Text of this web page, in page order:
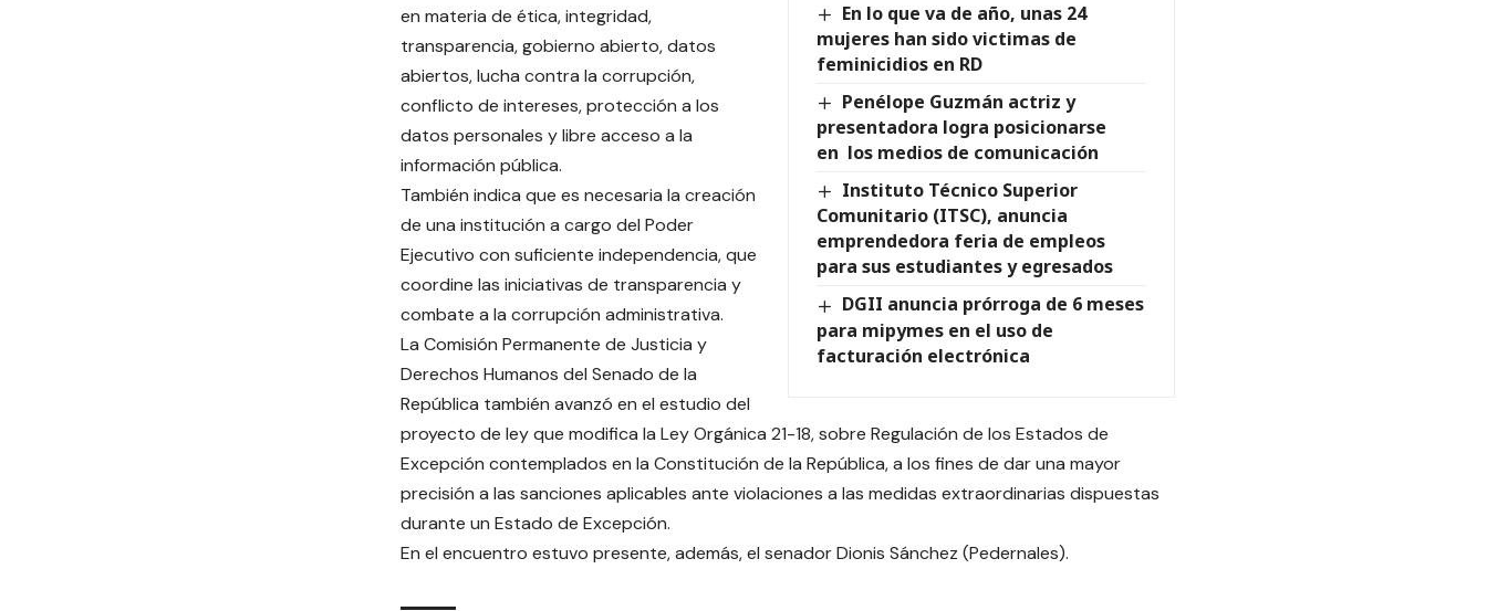
En lo que va de año, unas 24
mujeres han sido victimas de
feminicidios en RD
Penélope Guzmán actriz y
presentadora logra posicionarse
en los medios de comunicación
Instituto Técnico Superior
Comunitario (ITSC), anuncia
emprendedora feria de empleos
para sus estudiantes y egresados
DGII anuncia prórroga de 6 meses
para mipymes en el uso de
facturación electrónica
en materia de ética, integridad,
transparencia, gobierno abierto, datos
abiertos, lucha contra la corrupción,
conflicto de intereses, protección a los
datos personales y libre acceso a la
información pública.
También indica que es necesaria la creación
de una institución a cargo del Poder
Ejecutivo con suficiente independencia, que
coordine las iniciativas de transparencia y
combate a la corrupción administrativa.
La Comisión Permanente de Justicia y
Derechos Humanos del Senado de la
República también avanzó en el estudio del
proyecto de ley que modifica la Ley Orgánica 21-18, sobre Regulación de los Estados de
Excepción contemplados en la Constitución de la República, a los fines de dar una mayor
precisión a las sanciones aplicables ante violaciones a las medidas extraordinarias dispuestas
durante un Estado de Excepción.
En el encuentro estuvo presente, además, el senador Dionis Sánchez (Pedernales).